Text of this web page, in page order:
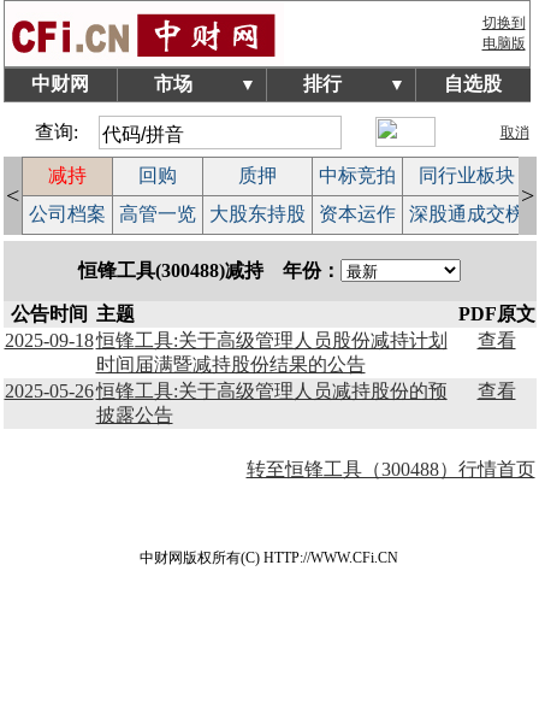
切换到
电脑版
中财网 市场 ▼ 排行 ▼ 自选股
查询: 取消
<
减持 回购 质押 中标竞拍
同行业板块
公司档案 高管一览 大股东持股 资本运作 深股通成交榜
>
恒锋工具(300488)减持 年份：
公告时间 主题
PDF原文
2025-09-18恒锋工具:关于高级管理人员股份减持计划
时间届满暨减持股份结果的公告
查看
2025-05-26恒锋工具:关于高级管理人员减持股份的预
披露公告
查看
转至恒锋工具（300488）行情首页
中财网版权所有(C) HTTP://WWW.CFi.CN